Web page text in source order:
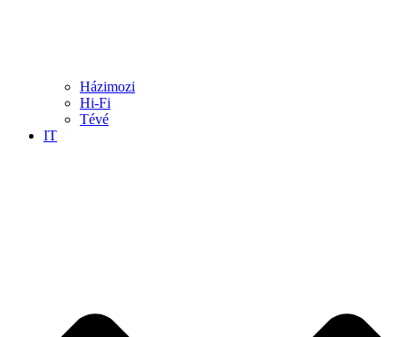
Házimozi
Hi-Fi
Tévé
IT